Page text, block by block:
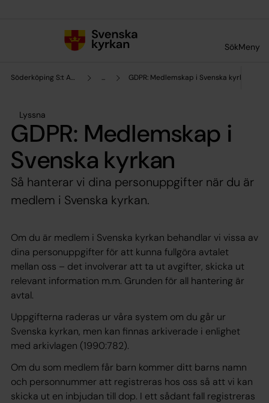
SökMeny
Söderköping S:t Anna församling ... GDPR: Medlemskap i Svenska kyrkan
Lyssna
GDPR: Medlemskap i
Svenska kyrkan
Så hanterar vi dina personuppgifter när du är
medlem i Svenska kyrkan.
Om du är medlem i Svenska kyrkan behandlar vi vissa av
dina personuppgifter för att kunna fullgöra avtalet
mellan oss – det involverar att ta ut avgifter, skicka ut
relevant information m.m. Grunden för all hantering är
avtal.
Uppgifterna raderas ur våra system om du går ur
Svenska kyrkan, men kan finnas arkiverade i enlighet
med arkivlagen (1990:782).
Om du som medlem får barn kommer ditt barns namn
och personnummer att registreras hos oss så att vi kan
skicka ut en inbjudan till dop. I ett sådant fall registreras